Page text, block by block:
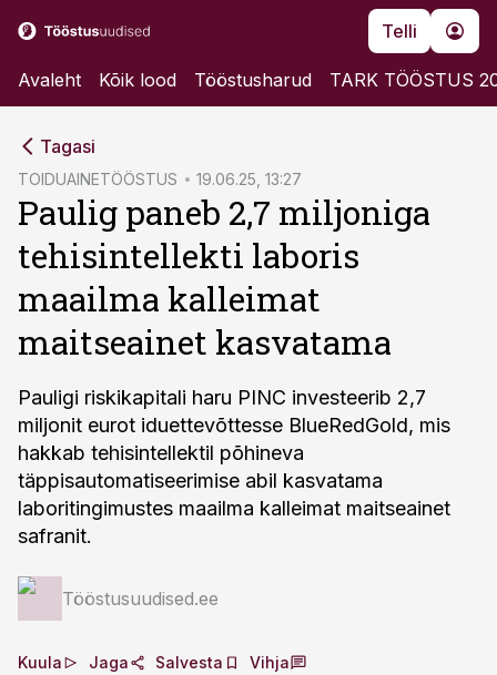
Telli
Avaleht Kõik lood Tööstusharud TARK TÖÖSTUS
Tagasi
TOIDUAINETÖÖSTUS 19.06.25, 13:27
Paulig paneb 2,7 miljoniga
tehisintellekti laboris
maailma kalleimat
maitseainet kasvatama
Pauligi riskikapitali haru PINC investeerib 2,7
miljonit eurot iduettevõttesse BlueRedGold, mis
hakkab tehisintellektil põhineva
täppisautomatiseerimise abil kasvatama
laboritingimustes maailma kalleimat maitseainet
safranit.
Tööstusuudised.ee
Kuula Jaga Salvesta Vihja